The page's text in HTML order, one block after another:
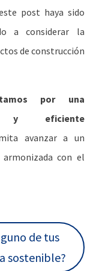
post haya sido
a considerar la
de construcción
por una
y eficiente
avanzar a un
con el
de tus
sostenible?